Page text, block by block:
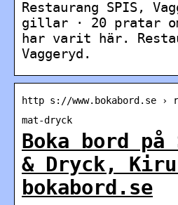
Restaurang SPIS,
gillar · 20 pratar
har varit här.
Vaggeryd.
http s://www.bokabord.se ›
mat-dryck
Boka bord på
& Dryck,
bokabord.se